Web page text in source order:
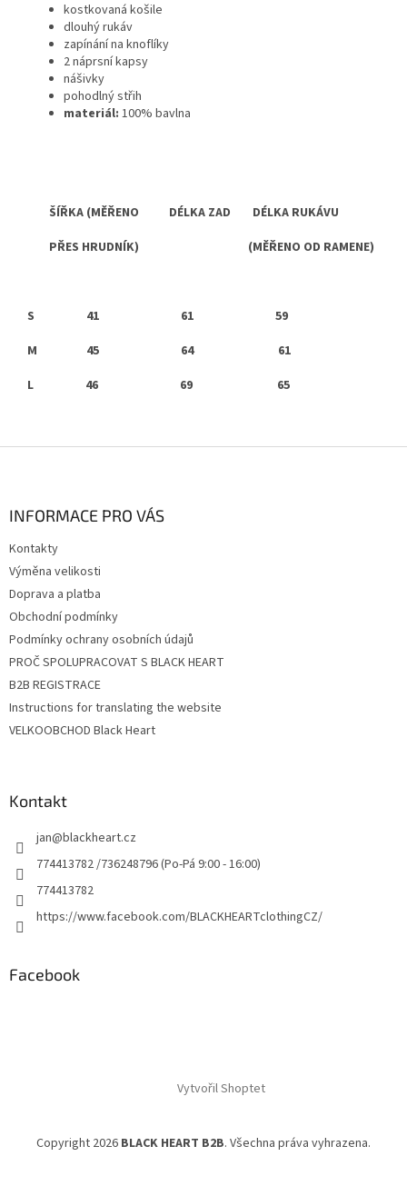
kostkovaná košile
dlouhý rukáv
zapínání na knoflíky
2 náprsní kapsy
nášivky
pohodlný střih
materiál: 100% bavlna
ŠÍŘKA (MĚŘENO DÉLKA ZAD DÉLKA RUKÁVU
PŘES HRUDNÍK) (MĚŘENO OD RAMENE)
S
41 61 59
M 45 64 61
L 46 69 65
INFORMACE PRO VÁS
Kontakty
Výměna velikosti
Doprava a platba
Obchodní podmínky
Podmínky ochrany osobních údajů
PROČ SPOLUPRACOVAT S BLACK HEART
B2B REGISTRACE
Instructions for translating the website
VELKOOBCHOD Black Heart
Kontakt
jan@blackheart.cz
774413782 /736248796 (Po-Pá 9:00 - 16:00)
774413782
https://www.facebook.com/BLACKHEARTclothingCZ/
Facebook
Vytvořil Shoptet
Copyright 2026 BLACK HEART B2B. Všechna práva vyhrazena.